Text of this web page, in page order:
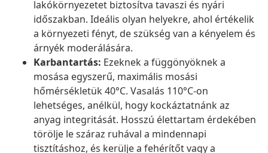
lakókörnyezetet biztosítva tavaszi és nyári
időszakban. Ideális olyan helyekre, ahol értékelik
a környezeti fényt, de szükség van a kényelem és
árnyék moderálására.
Karbantartás: Ezeknek a függönyöknek a
mosása egyszerű, maximális mosási
hőmérsékletük 40°C. Vasalás 110°C-on
lehetséges, anélkül, hogy kockáztatnánk az
anyag integritását. Hosszú élettartam érdekében
törölje le száraz ruhával a mindennapi
tisztításhoz, és kerülje a fehérítőt vagy a